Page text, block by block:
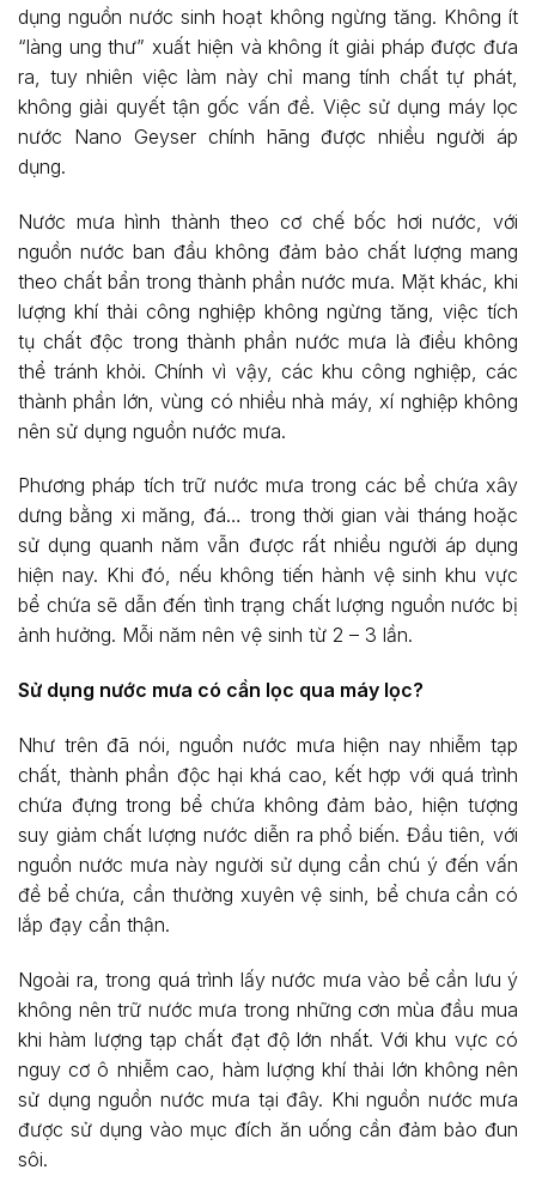
dụng nguồn nước sinh hoạt không ngừng tăng. Không ít
“làng ung thư” xuất hiện và không ít giải pháp được đưa
ra, tuy nhiên việc làm này chỉ mang tính chất tự phát,
không giải quyết tận gốc vấn đề. Việc sử dụng máy lọc
nước Nano Geyser chính hãng được nhiều người áp
dụng.
Nước mưa hình thành theo cơ chế bốc hơi nước, với
nguồn nước ban đầu không đảm bảo chất lượng mang
theo chất bẩn trong thành phần nước mưa. Mặt khác, khi
lượng khí thải công nghiệp không ngừng tăng, việc tích
tụ chất độc trong thành phần nước mưa là điều không
thể tránh khỏi. Chính vì vậy, các khu công nghiệp, các
thành phần lớn, vùng có nhiều nhà máy, xí nghiệp không
nên sử dụng nguồn nước mưa.
Phương pháp tích trữ nước mưa trong các bể chứa xây
dưng bằng xi măng, đá… trong thời gian vài tháng hoặc
sử dụng quanh năm vẫn được rất nhiều người áp dụng
hiện nay. Khi đó, nếu không tiến hành vệ sinh khu vực
bể chứa sẽ dẫn đến tình trạng chất lượng nguồn nước bị
ảnh hưởng. Mỗi năm nên vệ sinh từ 2 – 3 lần.
Sử dụng nước mưa có cần lọc qua máy lọc?
Như trên đã nói, nguồn nước mưa hiện nay nhiễm tạp
chất, thành phần độc hại khá cao, kết hợp với quá trình
chứa đựng trong bể chứa không đảm bảo, hiện tượng
suy giảm chất lượng nước diễn ra phổ biến. Đầu tiên, với
nguồn nước mưa này người sử dụng cần chú ý đến vấn
đề bể chứa, cần thường xuyên vệ sinh, bể chưa cần có
lắp đạy cẩn thận.
Ngoài ra, trong quá trình lấy nước mưa vào bể cần lưu ý
không nên trữ nước mưa trong những cơn mùa đầu mua
khi hàm lượng tạp chất đạt độ lớn nhất. Với khu vực có
nguy cơ ô nhiễm cao, hàm lượng khí thải lớn không nên
sử dụng nguồn nước mưa tại đây. Khi nguồn nước mưa
được sử dụng vào mục đích ăn uống cần đảm bảo đun
sôi.